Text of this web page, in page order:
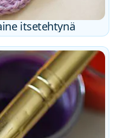
itsetehtynä